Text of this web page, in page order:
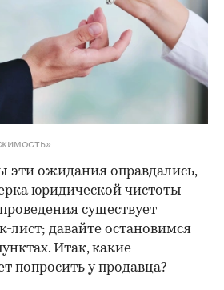
эти ожидания оправдались,
юридической чистоты
существует
лист; давайте остановимся
Итак, какие
попросить у продавца?